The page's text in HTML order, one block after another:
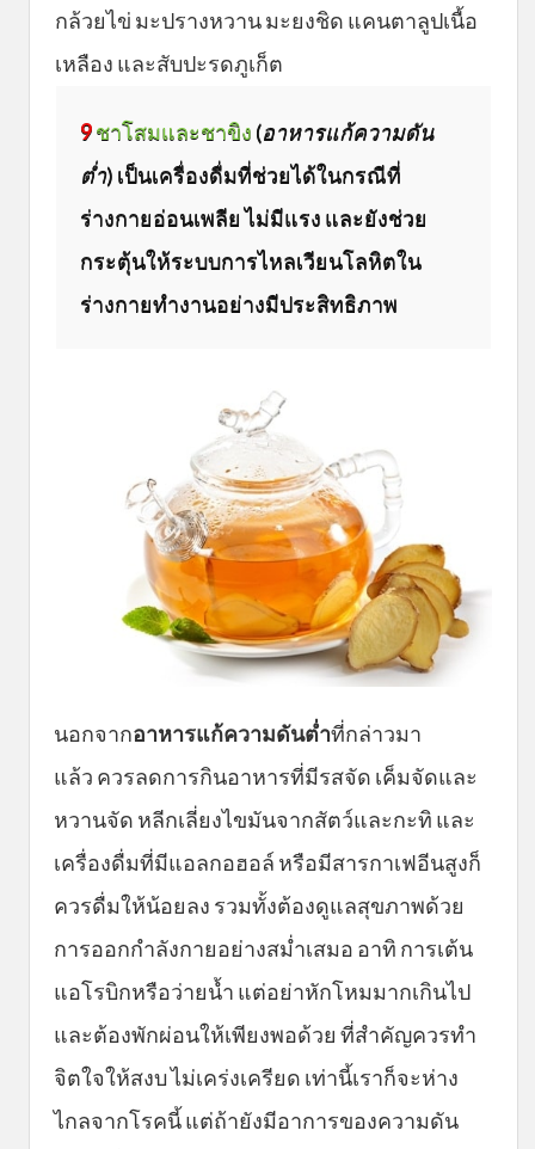
กล้วยไข่ มะปรางหวาน มะยงชิด แคนตาลูปเนื้อ
เหลือง และสับปะรดภูเก็ต
9ชาโสมและชาขิง (อาหารแก้ความดัน
ต่ำ) เป็นเครื่องดื่มที่ช่วยได้ในกรณีที่
ร่างกายอ่อนเพลีย ไม่มีแรง และยังช่วย
กระตุ้นให้ระบบการไหลเวียนโลหิตใน
ร่างกายทำงานอย่างมีประสิทธิภาพ
นอกจากอาหารแก้ความดันต่ำที่กล่าวมา
แล้ว ควรลดการกินอาหารที่มีรสจัด เค็มจัดและ
หวานจัด หลีกเลี่ยงไขมันจากสัตว์และกะทิ และ
เครื่องดื่มที่มีแอลกอฮอล์ หรือมีสารกาเฟอีนสูงก็
ควรดื่มให้น้อยลง รวมทั้งต้องดูแลสุขภาพด้วย
การออกกำลังกายอย่างสม่ำเสมอ อาทิ การเต้น
แอโรบิกหรือว่ายน้ำ แต่อย่าหักโหมมากเกินไป
และต้องพักผ่อนให้เพียงพอด้วย ที่สำคัญควรทำ
จิตใจให้สงบ ไม่เคร่งเครียด เท่านี้เราก็จะห่าง
ไกลจากโรคนี้ แต่ถ้ายังมีอาการของความดัน